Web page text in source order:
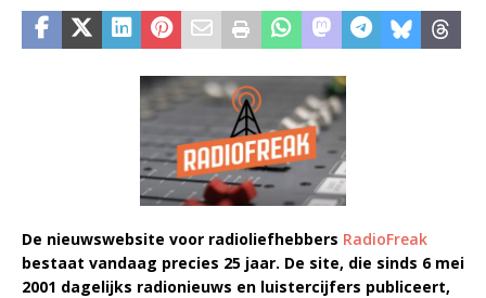
De nieuwswebsite voor radioliefhebbers RadioFreak
bestaat vandaag precies 25 jaar. De site, die sinds 6 mei
2001 dagelijks radionieuws en luistercijfers publiceert,